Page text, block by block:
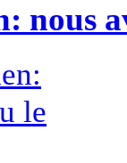
nous